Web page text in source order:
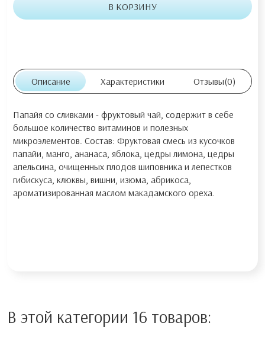
В КОРЗИНУ
Описание Характеристики Отзывы(0)
Папайя со сливками - фруктовый чай, содержит в себе
большое количество витаминов и полезных
микроэлементов. Состав: Фруктовая смесь из кусочков
папайи, манго, ананаса, яблока, цедры лимона, цедры
апельсина, очищенных плодов шиповника и лепестков
гибискуса, клюквы, вишни, изюма, абрикоса,
ароматизированная маслом макадамского ореха.
В этой категории 16 товаров: